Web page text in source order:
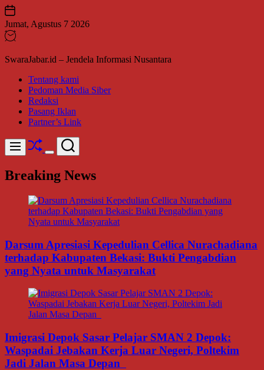
Skip
to
content
Jumat, Agustus 7 2026
SwaraJabar.id – Jendela Informasi Nusantara
Tentang kami
Pedoman Media Siber
Redaksi
Pasang Iklan
Partner’s Link
Menu Shuffle
Switch
mode
Search
Breaking News
Darsum Apresiasi Kepedulian Cellica Nurachadiana
terhadap Kabupaten Bekasi: Bukti Pengabdian
yang Nyata untuk Masyarakat
Imigrasi Depok Sasar Pelajar SMAN 2 Depok:
Waspadai Jebakan Kerja Luar Negeri, Poltekim
Jadi Jalan Masa Depan